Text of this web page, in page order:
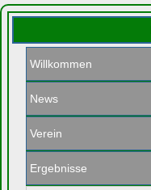
Willkommen
News
Verein
Ergebnisse